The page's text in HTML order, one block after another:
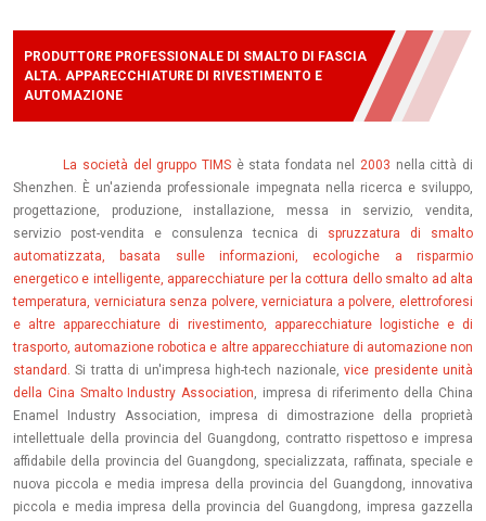
PRODUTTORE PROFESSIONALE DI SMALTO DI FASCIA
ALTA. APPARECCHIATURE DI RIVESTIMENTO E
AUTOMAZIONE
La società del gruppo TIMS è stata fondata nel2003 nella città di
Shenzhen. È un'azienda professionale impegnata nella ricerca e sviluppo,
progettazione, produzione, installazione, messa in servizio, vendita,
servizio post-vendita e consulenza tecnica di spruzzatura di smalto
automatizzata, basata sulle informazioni, ecologiche a risparmio
energetico e intelligente, apparecchiature per la cottura dello smalto ad alta
temperatura, verniciatura senza polvere, verniciatura a polvere, elettroforesi
e altre apparecchiature di rivestimento, apparecchiature logistiche e di
trasporto, automazione robotica e altre apparecchiature di automazione non
standard. Si tratta di un'impresa high-tech nazionale,vice presidente unità
della Cina Smalto Industry Association, impresa di riferimento della China
Enamel Industry Association, impresa di dimostrazione della proprietà
intellettuale della provincia del Guangdong, contratto rispettoso e impresa
affidabile della provincia del Guangdong, specializzata, raffinata, speciale e
nuova piccola e media impresa della provincia del Guangdong, innovativa
piccola e media impresa della provincia del Guangdong, impresa gazzella